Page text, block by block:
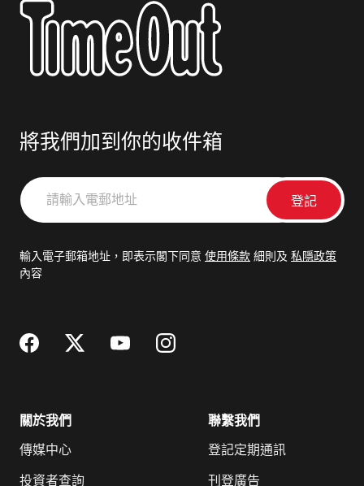
將我們加到你的收件箱
請
輸
郵
輸入電子郵箱地址，即表示閣下同意 使用條款 細則及 私隱政策
內容
關於我們
傳媒中心
投資者查詢
聯繫我們
登記定期通訊
刊登廣告